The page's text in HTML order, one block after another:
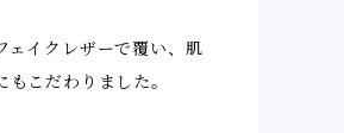
ェイクレザーで覆い、肌
こだわりました。